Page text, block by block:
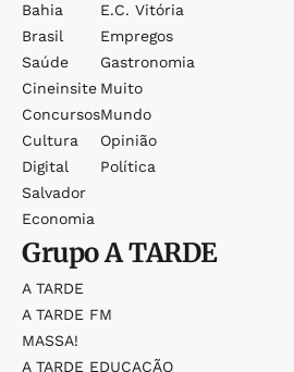
Bahia
Brasil
Saúde
Cineinsite
Concursos
Cultura
Digital
Salvador
Economia
E.c. Vitória
Empregos
Gastronomia
Muito
Mundo
Opinião
Política
GrupoA TARDE
A TARDE
A TARDE FM
MASSA!
A TARDE EDUCAÇÃO